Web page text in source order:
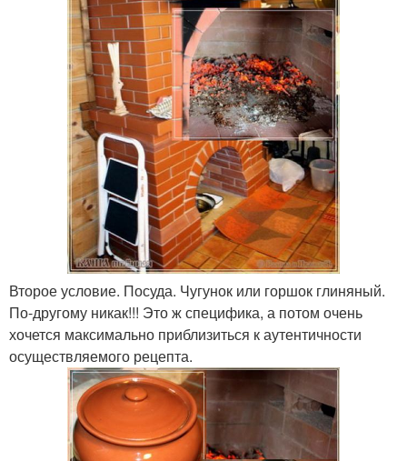
Второе условие. Посуда. Чугунок или горшок глиняный.
По-другому никак!!! Это ж специфика, а потом очень
хочется максимально приблизиться к аутентичности
осуществляемого рецепта.